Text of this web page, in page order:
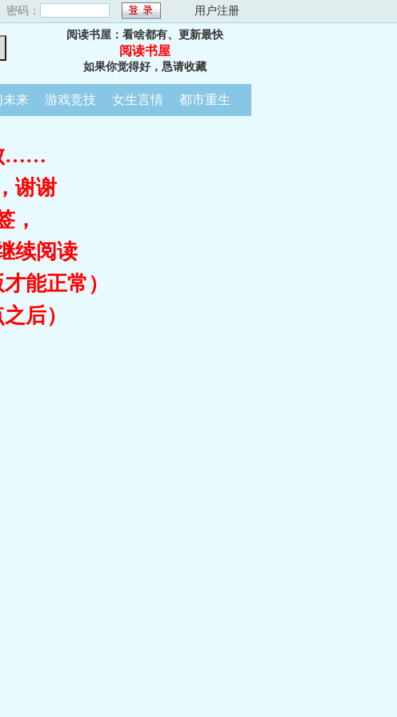
密码： 用户注册
阅读书屋：看啥都有、更新最快
阅读书屋
如果你觉得好，恳请收藏
未来 游戏竞技 女生言情 都市重生
……
谢谢
，
续阅读
能正常）
后）